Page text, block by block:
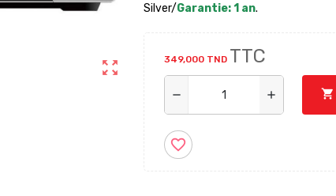
zoom_out_map
Silver/Garantie: 1 an.
349,000 TND TTC
remove add shopping_cart
favorite_border